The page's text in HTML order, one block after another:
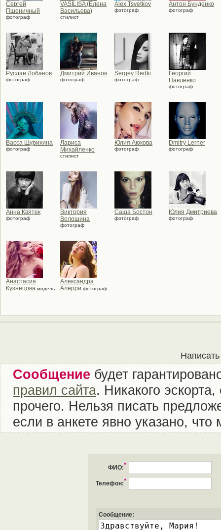
Сергей
Пшеничный
фотограф
VASILISA (Елена
Васильева)
стилист
Alex Tsvetkov
фотограф
Антон Бунденко
фотограф
Руслан Лобанов
фотограф
Дмитрий Иванов
фотограф
Sergey Redki
фотограф
Георгий
Павленко
фотограф
Васса Щурихина
фотограф
Лариса
Михайленко
стилист
Юлия Аюкова
фотограф
Dmitry Lerner
фотограф
Анна Квятек
фотограф
Виктория
Волошина
фотограф
Саша Бостон
фотограф
Юлия Дмитриева
фотограф
Анастасия
Кузнецова модель
Александра
Алерри фотограф
Сообщение будет
правил сайта. Никакого
прочего. Нельзя писать
если в анкете явно указано,
ФИО:*
Телефон:*
Сообщение: